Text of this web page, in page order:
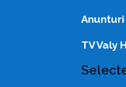
Anunturi
TV Valy